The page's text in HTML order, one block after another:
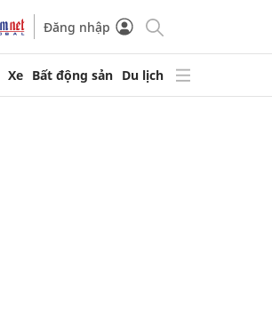
Đăng nhập
Xe Bất động sản Du lịch